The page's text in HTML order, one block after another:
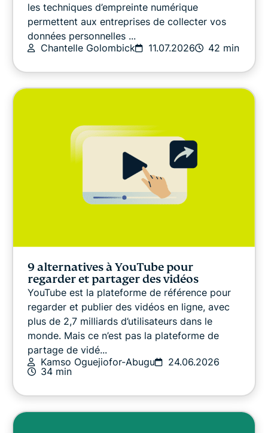
Sécurité en ligne
Autres
Confidentialité
Confidentialité
Divertissement
Guides pratiques
Guides sur les VPN
les techniques d’empreinte numérique
permettent aux entreprises de collecter vos
données personnelles ...
Chantelle Golombick
11.07.2026 42 min
9 alternatives à YouTube pour
regarder et partager des vidéos
YouTube est la plateforme de référence pour
regarder et publier des vidéos en ligne, avec
plus de 2,7 milliards d’utilisateurs dans le
monde. Mais ce n’est pas la plateforme de
partage de vidé...
Kamso Oguejiofor-Abugu
24.06.2026
34 min